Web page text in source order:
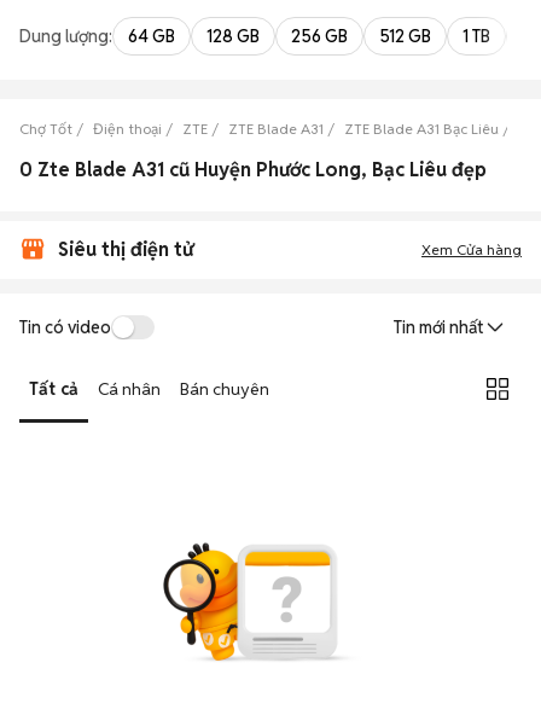
Dung lượng: 64 GB 128 GB 256 GB 512 GB 1 TB
Chợ Tốt Điện thoại ZTE ZTE Blade A31 ZTE Blade A31 Bạc Liêu
0 Zte Blade A31 cũ Huyện Phước Long, Bạc Liêu đẹp
Siêu thị điện tử Xem Cửa hàng
Tin có video Tin mới nhất
Tất cả Cá nhân Bán chuyên